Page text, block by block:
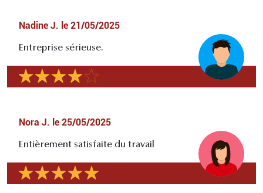
Nadine J. le 21/05/2025
Entreprise sérieuse.
Nora J. le 25/05/2025
Entièrement satisfaite du travail